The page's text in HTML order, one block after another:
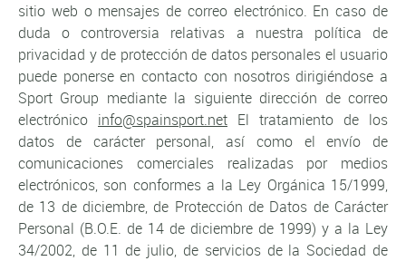
sitio web o mensajes de correo electrónico. En caso de
duda o controversia relativas a nuestra política de
privacidad y de protección de datos personales el usuario
puede ponerse en contacto con nosotros dirigiéndose a
Sport Group mediante la siguiente dirección de correo
electrónico info@spainsport.net El tratamiento de los
datos de carácter personal, así como el envío de
comunicaciones comerciales realizadas por medios
electrónicos, son conformes a la Ley Orgánica 15/1999,
de 13 de diciembre, de Protección de Datos de Carácter
Personal (B.O.E. de 14 de diciembre de 1999) y a la Ley
34/2002, de 11 de julio, de servicios de la Sociedad de